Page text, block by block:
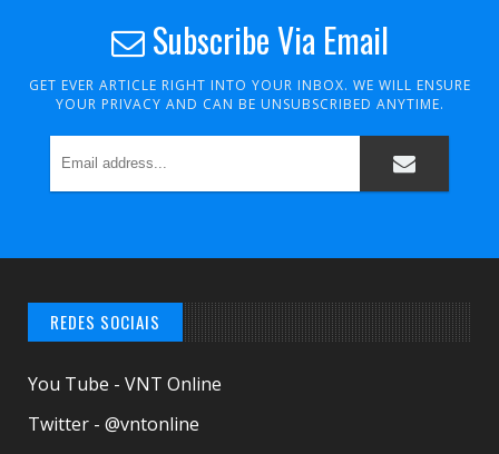
Subscribe Via Email
GET EVER ARTICLE RIGHT INTO YOUR INBOX. WE WILL ENSURE
YOUR PRIVACY AND CAN BE UNSUBSCRIBED ANYTIME.
REDES SOCIAIS
You Tube - VNT Online
Twitter - @vntonline